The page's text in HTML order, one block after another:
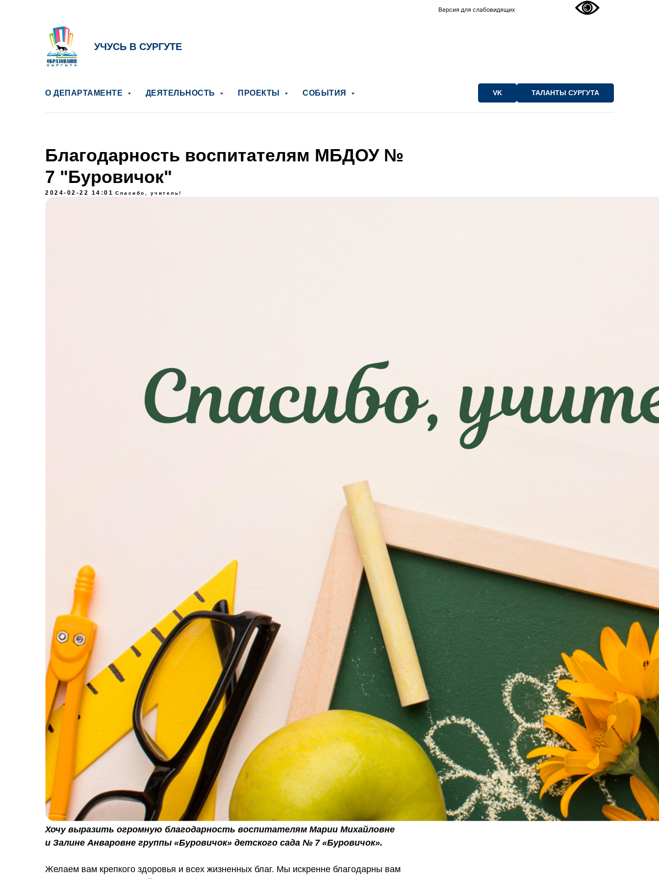
Версия для слабовидящих
УЧУСЬ В СУРГУТЕ
О ДЕПАРТАМЕНТЕ ДЕЯТЕЛЬНОСТЬ ПРОЕКТЫ СОБЫТИЯ VK ТАЛАНТЫ СУРГУТА
Благодарность воспитателям МБДОУ №
7 "Буровичок"
2024-02-22 14:01 Спасибо, учитель!
Хочу выразить огромную благодарность воспитателям Марии Михайловне
и Залине Анваровне группы «Буровичок» детского сада № 7 «Буровичок».
Желаем вам крепкого здоровья и всех жизненных благ. Мы искренне благодарны вам